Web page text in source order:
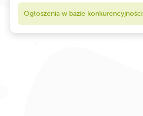
Ogłoszenia w bazie konkurencyjności